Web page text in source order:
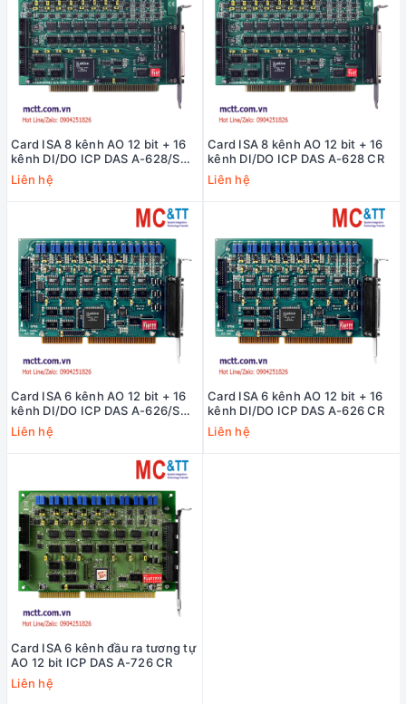
Card ISA 8 kênh AO 12 bit + 16
kênh DI/DO ICP DAS A-628/S
CR
Liên hệ
Card ISA 8 kênh AO 12 bit + 16
kênh DI/DO ICP DAS A-628 CR
Liên hệ
Card ISA 6 kênh AO 12 bit + 16
kênh DI/DO ICP DAS A-626/S
CR
Liên hệ
Card ISA 6 kênh AO 12 bit + 16
kênh DI/DO ICP DAS A-626 CR
Liên hệ
Card ISA 6 kênh đầu ra tương tự
AO 12 bit ICP DAS A-726 CR
Liên hệ